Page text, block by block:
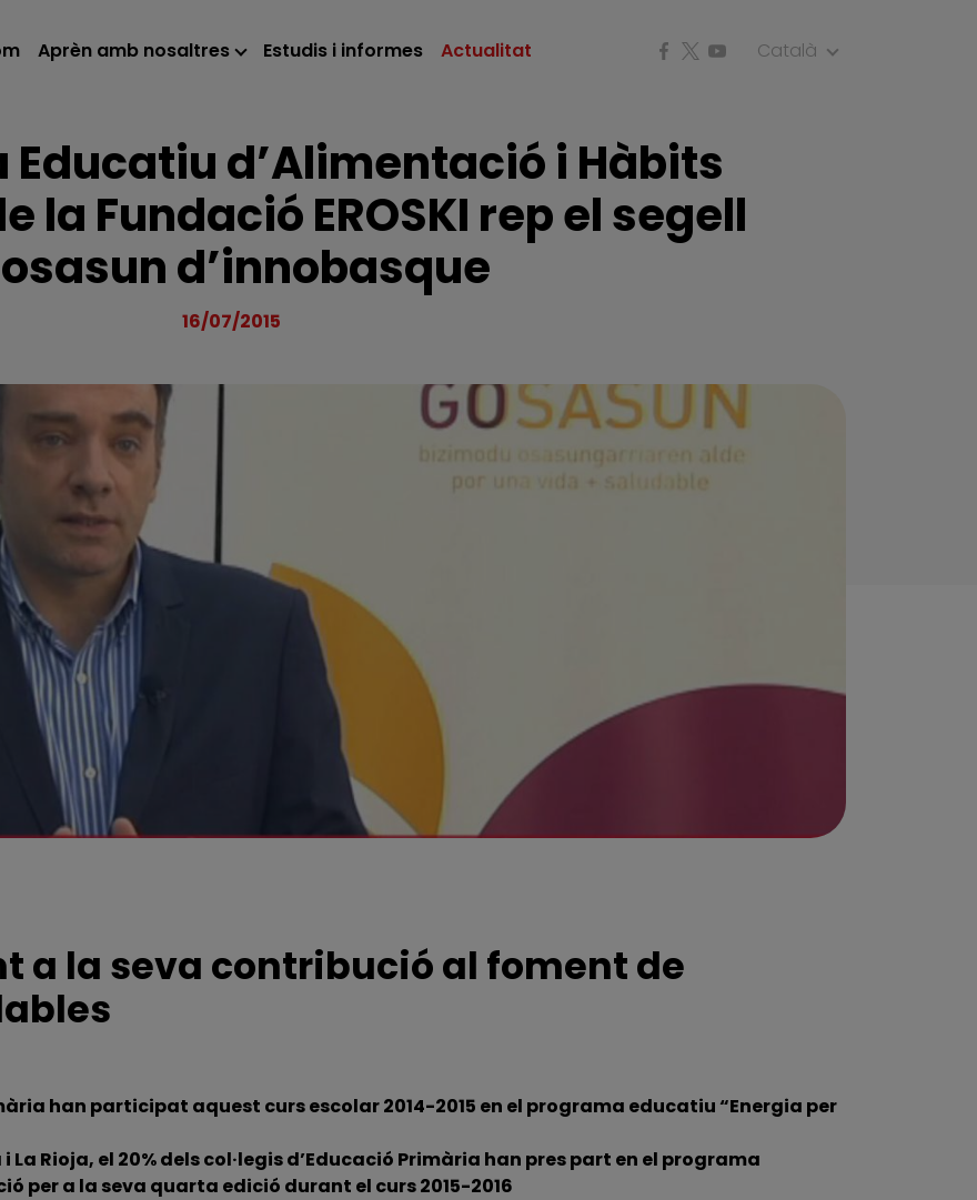
Aprèn amb nosaltres Estudis i informes Actualitat Català
Educatiu d’Alimentació i Hàbits
la Fundació EROSKI rep el segell
d’innobasque
16/07/2015
a la seva contribució al foment de
han participat aquest curs escolar 2014-2015 en el programa educatiu “Energia per
Rioja, el 20% dels col·legis d’Educació Primària han pres part en el programa
per a la seva quarta edició durant el curs 2015-2016